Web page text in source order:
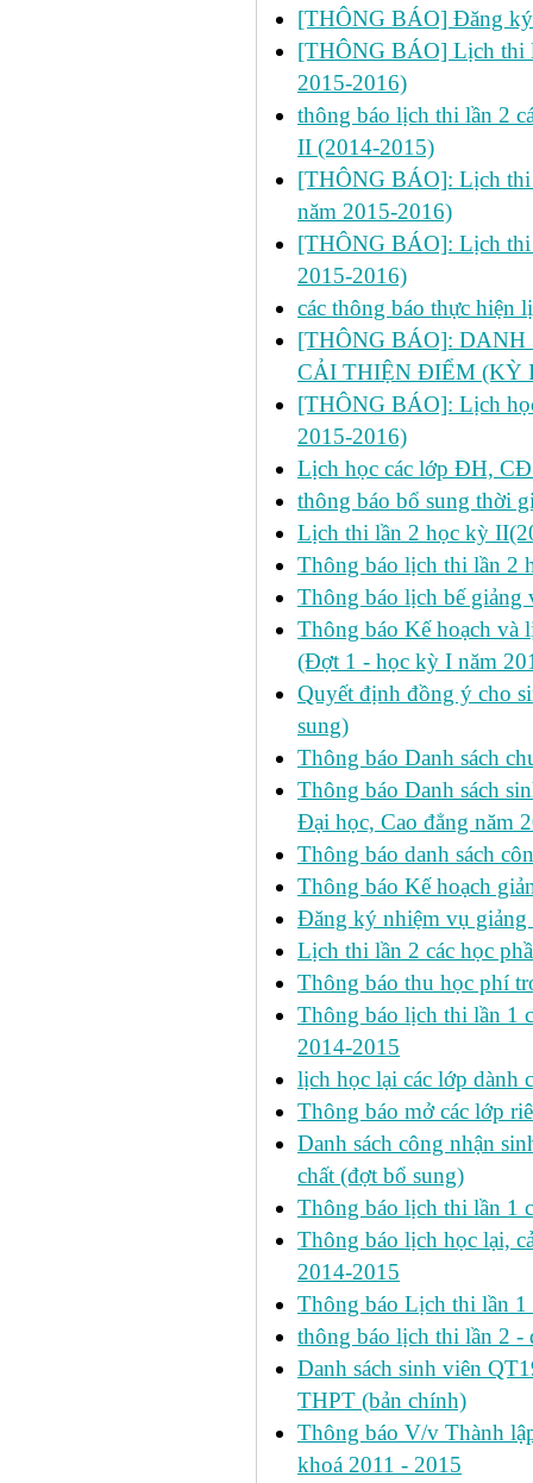
[THÔNG BÁO] Đăng ký
[THÔNG BÁO] Lịch thi
2015-2016)
thông báo lịch thi lần 2
II (2014-2015)
[THÔNG BÁO]: Lịch thi
năm 2015-2016)
[THÔNG BÁO]: Lịch thi
2015-2016)
các thông báo thực hiện
[THÔNG BÁO]:
CẢI THIỆN ĐIỂM (KỲ
[THÔNG BÁO]: Lịch
2015-2016)
Lịch học các lớp ĐH,
thông báo bổ sung thời
Lịch thi lần 2 học kỳ
Thông báo lịch thi lần 2
Thông báo lịch bế giảng
Thông báo Kế hoạch
(Đợt 1 - học kỳ I năm
Quyết định đồng ý cho
sung)
Thông báo Danh sách
Thông báo Danh sách
Đại học, Cao đẳng năm
Thông báo danh sách
Thông báo Kế hoạch
Đăng ký nhiệm vụ giảng
Lịch thi lần 2 các học
Thông báo thu học phí
Thông báo lịch thi lần 1
2014-2015
lịch học lại các lớp dành
Thông báo mở các lớp
Danh sách công nhận
chất (đợt bổ sung)
Thông báo lịch thi lần 1
Thông báo lịch học lại,
2014-2015
Thông báo Lịch thi lần
thông báo lịch thi lần 2 -
Danh sách sinh viên
THPT (bản chính)
Thông báo V/v Thành
khoá 2011 - 2015